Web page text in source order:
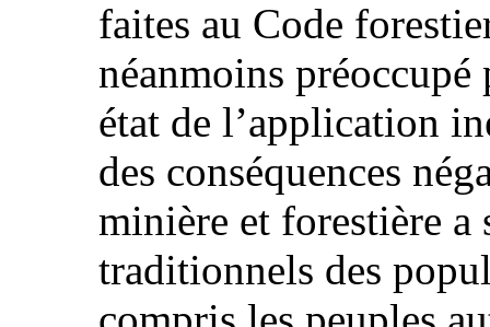
faites au Code
néanmoins
état de l’application
des conséquences
minière et forestière a
traditionnels des